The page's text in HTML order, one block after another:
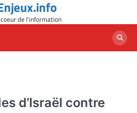
de l'information
d’Israël contre